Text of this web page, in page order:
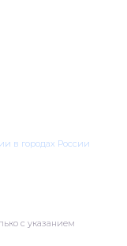
в городах России
с указанием